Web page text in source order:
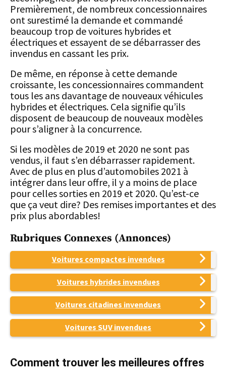
Premièrement, de nombreux concessionnaires
ont surestimé la demande et commandé
beaucoup trop de voitures hybrides et
électriques et essayent de se débarrasser des
invendus en cassant les prix.
De même, en réponse à cette demande
croissante, les concessionnaires commandent
tous les ans davantage de nouveaux véhicules
hybrides et électriques. Cela signifie qu’ils
disposent de beaucoup de nouveaux modèles
pour s’aligner à la concurrence.
Si les modèles de 2019 et 2020 ne sont pas
vendus, il faut s’en débarrasser rapidement.
Avec de plus en plus d’automobiles 2021 à
intégrer dans leur offre, il y a moins de place
pour celles sorties en 2019 et 2020. Qu’est-ce
que ça veut dire? Des remises importantes et des
prix plus abordables!
Rubriques Connexes (annonces)
Voitures compactes invendues
Voitures hybrides invendues
Voitures citadines invendues
Voitures SUV invendues
Comment trouver les meilleures offres